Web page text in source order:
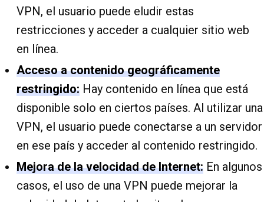
VPN, el usuario puede eludir estas
restricciones y acceder a cualquier sitio web
en línea.
Acceso a contenido geográficamente
restringido: Hay contenido en línea que está
disponible solo en ciertos países. Al utilizar una
VPN, el usuario puede conectarse a un servidor
en ese país y acceder al contenido restringido.
Mejora de la velocidad de Internet: En algunos
casos, el uso de una VPN puede mejorar la